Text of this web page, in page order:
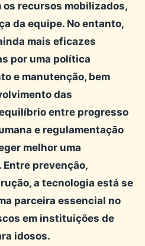
recursos mobilizados,
da equipe. No entanto,
mais eficazes
por uma política
e manutenção, bem
das
entre progresso
e regulamentação
melhor uma
prevenção,
a tecnologia está se
parceira essencial no
em instituições de
idosos.